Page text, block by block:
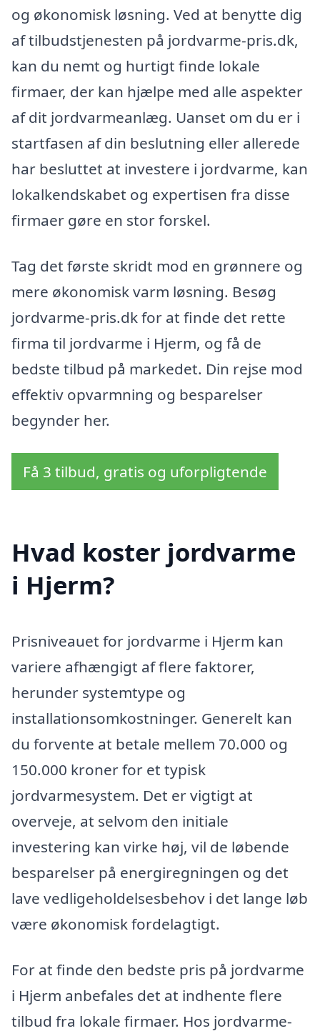
og økonomisk løsning. Ved at benytte dig
af tilbudstjenesten på jordvarme-pris.dk,
kan du nemt og hurtigt finde lokale
firmaer, der kan hjælpe med alle aspekter
af dit jordvarmeanlæg. Uanset om du er i
startfasen af din beslutning eller allerede
har besluttet at investere i jordvarme, kan
lokalkendskabet og expertisen fra disse
firmaer gøre en stor forskel.
Tag det første skridt mod en grønnere og
mere økonomisk varm løsning. Besøg
jordvarme-pris.dk for at finde det rette
firma til jordvarme i Hjerm, og få de
bedste tilbud på markedet. Din rejse mod
effektiv opvarmning og besparelser
begynder her.
Få 3 tilbud, gratis og uforpligtende
Hvad koster jordvarme
i Hjerm?
Prisniveauet for jordvarme i Hjerm kan
variere afhængigt af flere faktorer,
herunder systemtype og
installationsomkostninger. Generelt kan
du forvente at betale mellem 70.000 og
150.000 kroner for et typisk
jordvarmesystem. Det er vigtigt at
overveje, at selvom den initiale
investering kan virke høj, vil de løbende
besparelser på energiregningen og det
lave vedligeholdelsesbehov i det lange løb
være økonomisk fordelagtigt.
For at finde den bedste pris på jordvarme
i Hjerm anbefales det at indhente flere
tilbud fra lokale firmaer. Hos jordvarme-